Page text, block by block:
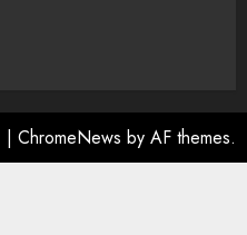
| ChromeNews by AF themes.